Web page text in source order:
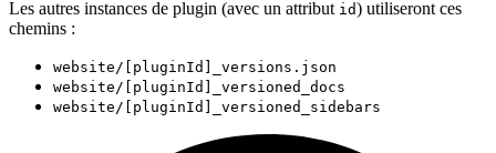
Les autres instances de plugin (avec un attribut id) utiliseront ces
chemins :
website/[pluginId]_versions.json
website/[pluginId]_versioned_docs
website/[pluginId]_versioned_sidebars